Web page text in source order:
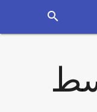
search